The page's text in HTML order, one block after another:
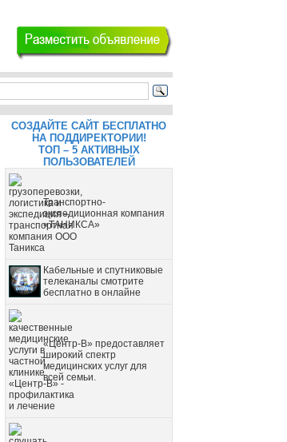
СОЗДАЙТЕ САЙТ БЕСПЛАТНО
НА ПОДДИРЕКТОРИИ!
ТОП – 5 АКТИВНЫХ
ПОЛЬЗОВАТЕЛЕЙ
Транспортно-
экспедиционная компания
«ТАНИКСА»
Кабельные и спутниковые
телеканалы смотрите
бесплатно в онлайне
«Центр-В» предоставляет
широкий спектр
медицинских услуг для
всей семьи.